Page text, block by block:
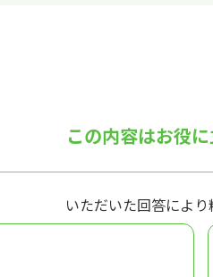
この内容はお役
いただいた回答により